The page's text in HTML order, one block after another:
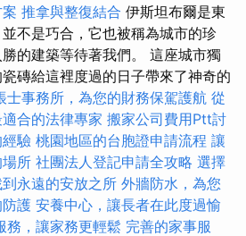
推拿與整復結合 伊斯坦布爾是東
不是巧合，它也被稱為城市的珍
的建築等待著我們。 這座城市獨
磚給這裡度過的日子帶來了神奇的
士事務所，為您的財務保駕護航 從
合的法律專家 搬家公司費用Ptt討
驗 桃園地區的台胞證申請流程 讓
所 社團法人登記申請全攻略 選擇
永遠的安放之所 外牆防水，為您
護 安養中心，讓長者在此度過愉
務，讓家務更輕鬆 完善的家事服